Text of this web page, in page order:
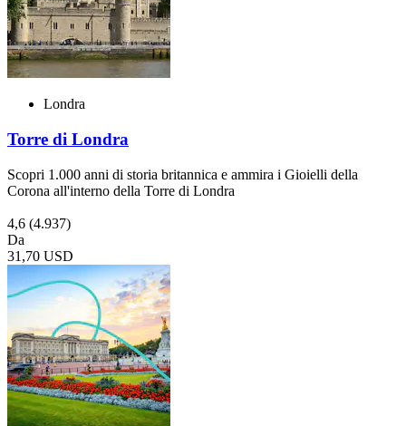
Londra
Torre di Londra
Scopri 1.000 anni di storia britannica e ammira i Gioielli della
Corona all'interno della Torre di Londra
4,6 (4.937)
Da
31,70 USD